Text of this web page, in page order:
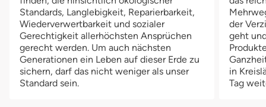
Reißverschluss öffnen, und der Beutel entleert sich beim
Waschgang ganz von selbst. So bleibt der Waschvorgang
hygienisch, praktisch und vor allem kontaktfrei. Kein
zusätzliches Hantieren, kein Aufwand – einfach waschen,
trocknen, weitermachen. Sauber, stilvoll & nachhaltig Das
hochwertige, wasserabweisende und geruchsdichte Material
hält Feuchtigkeit sicher im Inneren und sorgt dafür, dass keine
Standards, Langlebigkeit, Reparierbarkeit,
Wiederverwertbarkeit und sozialer
Gerechtigkeit allerhöchsten Ansprüchen
gerecht werden. Um auch nächsten
Generationen ein Leben auf dieser Erde zu
sichern, darf das nicht weniger als unser
Standard sein.
der
geht
in
Tag